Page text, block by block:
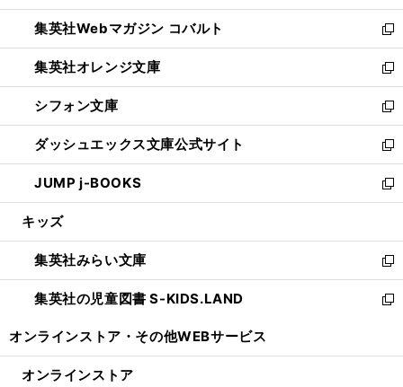
開
く
ウ
で
開
く
ン
ド
ウ
で
開
く
ウ
ィ
ン
ド
ウ
で
開
く
集英社Webマガジン コバルト
新
し
い
ウ
ィ
ン
ド
ウ
で
開
集英社オレンジ文庫
新
し
い
ウ
ィ
ン
ド
ウ
開
く
シフォン文庫
新
し
い
ウ
ィ
ン
ウ
で
開
く
ダッシュエックス文庫公式サイト
新
し
い
ウ
ン
ド
ウ
で
JUMP j-BOOKS
新
し
ウ
ィ
ン
ド
開
キッズ
集英社みらい文庫
新
し
い
ン
集英社の児童図書 S-KIDS.LAND
新
ウ
オンラインストア・ その他WEBサービス
オンラインストア